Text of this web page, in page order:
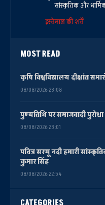
सांस्कृतिक और
इस्तेमाल की शर्तें
MOST READ
कृषि विश्वविद्यालय दीक्षांत
08/08/2026 23:08
पुण्यतिथि पर समाजवादी पुरोधा
08/08/2026 23:01
पवित्र सरयू नदी हमारी
कुमार सिंह
08/08/2026 22:54